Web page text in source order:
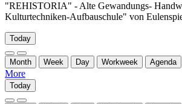
"REHISTORIA" - Alte Gewandungs-
Kulturtechniken-Aufbauschule" von
Today
Month Week Day Workweek Agenda
More
Today